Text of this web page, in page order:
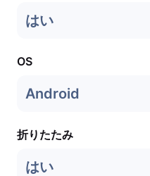
はい
OS
Android
折りたたみ
はい